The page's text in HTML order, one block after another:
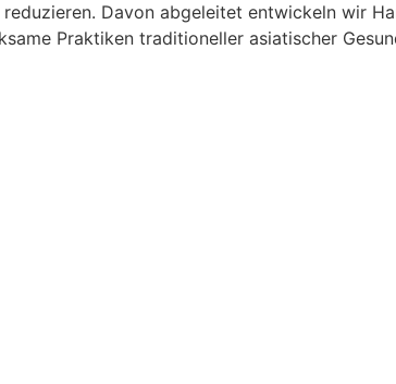
Davon abgeleitet entwickeln wir
Praktiken traditioneller asiatischer